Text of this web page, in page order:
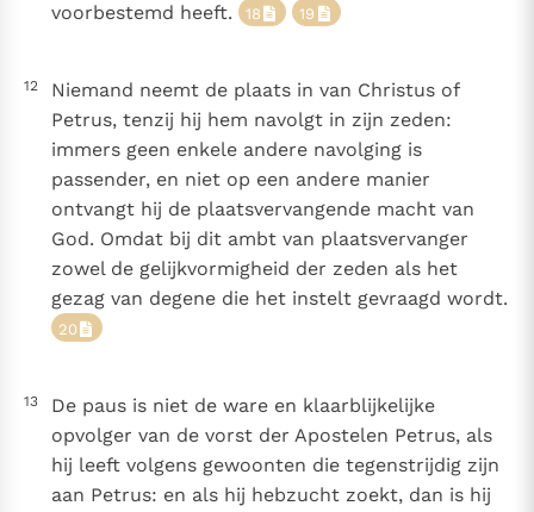
voorbestemd heeft. 18 19
12
Niemand neemt de plaats in van Christus of
Petrus, tenzij hij hem navolgt in zijn zeden:
immers geen enkele andere navolging is
passender, en niet op een andere manier
ontvangt hij de plaatsvervangende macht van
God. Omdat bij dit ambt van plaatsvervanger
zowel de gelijkvormigheid der zeden als het
gezag van degene die het instelt gevraagd wordt.
20
13
De paus is niet de ware en klaarblijkelijke
opvolger van de vorst der Apostelen Petrus, als
hij leeft volgens gewoonten die tegenstrijdig zijn
aan Petrus: en als hij hebzucht zoekt, dan is hij